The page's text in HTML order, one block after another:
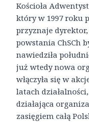
Kościoła
który w 1997 roku
przyznaje
powstania ChSCh
nawiedziła
już wtedy nowa
włączyła się w
latach
działająca
zasięgiem całą